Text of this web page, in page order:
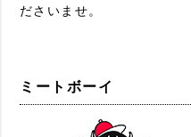
ださいませ。
ミートボーイ